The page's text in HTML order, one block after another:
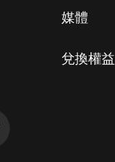
媒體
兌換權益